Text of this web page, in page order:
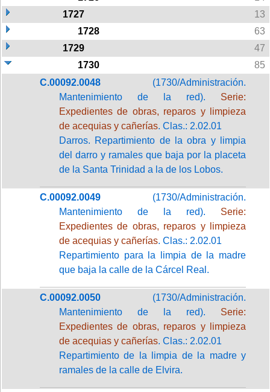
1727
13
1728
63
1729
47
1730
85
C.00092.0048 (1730/Administración.
Mantenimiento de la red). Serie:
Expedientes de obras, reparos y limpieza
de acequias y cañerías. Clas.: 2.02.01
Darros. Repartimiento de la obra y limpia
del darro y ramales que baja por la placeta
de la Santa Trinidad a la de los Lobos.
C.00092.0049 (1730/Administración.
Mantenimiento de la red). Serie:
Expedientes de obras, reparos y limpieza
de acequias y cañerías. Clas.: 2.02.01
Repartimiento para la limpia de la madre
que baja la calle de la Cárcel Real.
C.00092.0050 (1730/Administración.
Mantenimiento de la red). Serie:
Expedientes de obras, reparos y limpieza
de acequias y cañerías. Clas.: 2.02.01
Repartimiento de la limpia de la madre y
ramales de la calle de Elvira.